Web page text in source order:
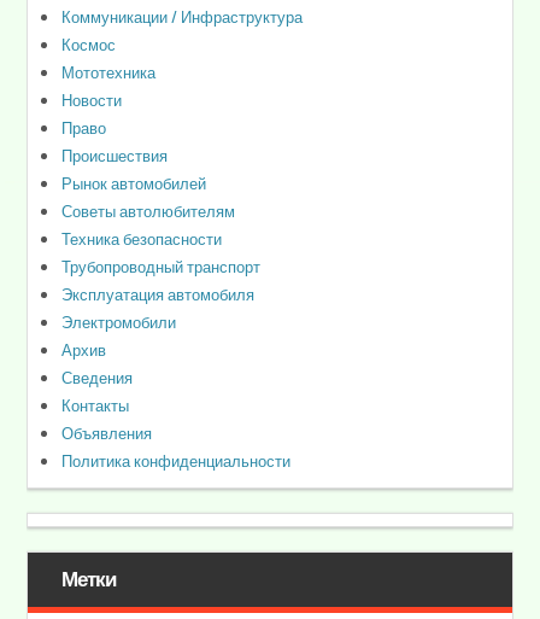
Коммуникации / Инфраструктура
Космос
Мототехника
Новости
Право
Происшествия
Рынок автомобилей
Советы автолюбителям
Техника безопасности
Трубопроводный транспорт
Эксплуатация автомобиля
Электромобили
Архив
Сведения
Контакты
Объявления
Политика конфиденциальности
Метки